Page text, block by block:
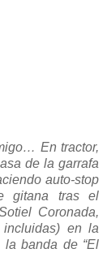
En tractor,
de la garrafa
auto-stop
gitana tras el
Coronada,
incluidas) en la
la banda de “El